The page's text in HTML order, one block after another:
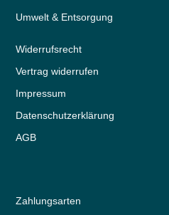
Umwelt & Entsorgung
Widerrufs­recht
Vertrag widerrufen
Impressum
Daten­schutz­erklärung
AGB
Zahlungsarten